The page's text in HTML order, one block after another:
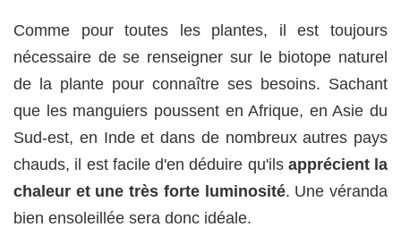
Comme pour toutes les plantes, il est toujours
nécessaire de se renseigner sur le biotope naturel
de la plante pour connaître ses besoins. Sachant
que les manguiers poussent en Afrique, en Asie du
Sud-est, en Inde et dans de nombreux autres pays
chauds, il est facile d'en déduire qu'ils apprécient la
chaleur et une très forte luminosité. Une véranda
bien ensoleillée sera donc idéale.